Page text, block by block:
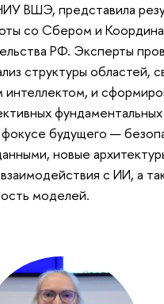
ВШЭ, представила
со Сбером и
РФ. Эксперты
структуры областей,
интеллектом, и
фундаментальных
будущего —
новые
с ИИ, а
моделей.